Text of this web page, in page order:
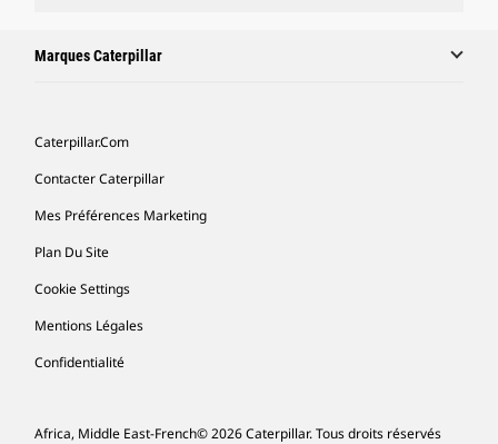
Marques Caterpillar
Caterpillar.com
Contacter Caterpillar
Mes Préférences Marketing
Plan Du Site
Cookie Settings
Mentions Légales
Confidentialité
Africa, Middle East-French© 2026 Caterpillar. Tous droits réservés